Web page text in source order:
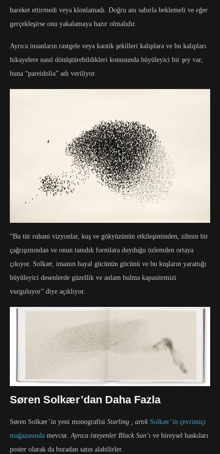
hareket ettirmedi veya klonlamadı. Doğru anı sabırla beklemeli ve eğer
gerçekleşirse onu yakalamaya hazır olmalıdır.
Ayrıca insanların rastgele veya kaotik şekilleri kalıplara ve bu kalıpları
hikayelere nasıl dönüştürebildikleri konusunda büyüleyici bir şey var;
buna “pareidolia” adı veriliyor.
“Bu tür ruhani vizyonlar, kuş ve gökyüzünün etkileşiminden, zihnin bir
çağrışımından ve onun tanıdık formlara duyduğu özlemden ortaya
çıkıyor. Solkær, insanın hayal gücünün gücünü ve bu kuşların yarattığı
büyüleyici desenlerde güzellik ve anlam bulma kapasitemizi
vurguluyor” diye açıklıyor.
Søren Solkær’dan Daha Fazla
Søren Solkær’in yeni monografisi Starling , artık Solkær’in çevrimiçi
mağazasında mevcut.Ayrıca isteyenler Black Sun’ı ve bireysel baskıları
poster olarak da buradan satın alabilirler.